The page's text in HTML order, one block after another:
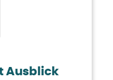
Ausblick